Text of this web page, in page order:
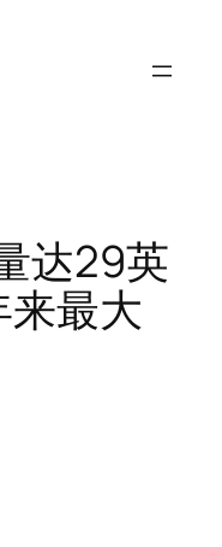
达29英
最大